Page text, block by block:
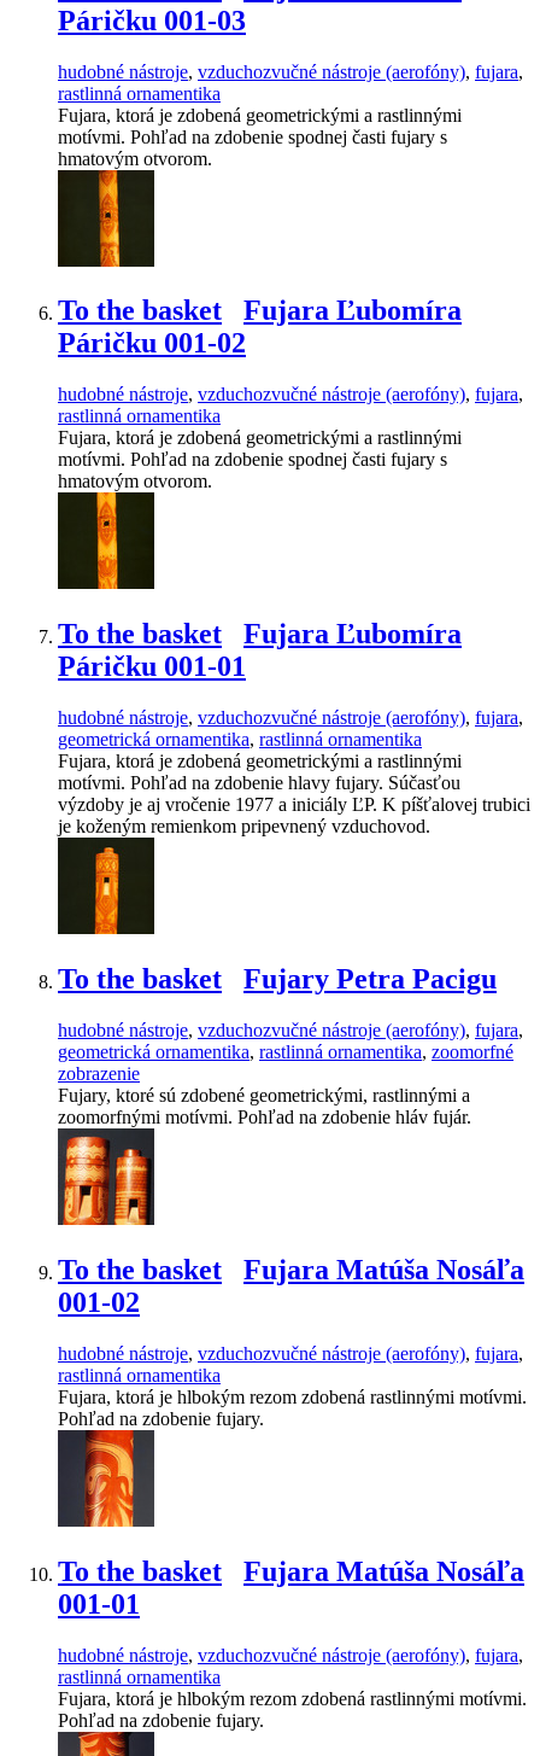
Páričku 001-03
hudobné nástroje, vzduchozvučné nástroje (aerofóny), fujara,
rastlinná ornamentika
Fujara, ktorá je zdobená geometrickými a rastlinnými
motívmi. Pohľad na zdobenie spodnej časti fujary s
hmatovým otvorom.
To the basket
Fujara Ľubomíra
Páričku 001-02
hudobné nástroje, vzduchozvučné nástroje (aerofóny), fujara,
rastlinná ornamentika
Fujara, ktorá je zdobená geometrickými a rastlinnými
motívmi. Pohľad na zdobenie spodnej časti fujary s
hmatovým otvorom.
To the basket
Fujara Ľubomíra
Páričku 001-01
hudobné nástroje, vzduchozvučné nástroje (aerofóny), fujara,
geometrická ornamentika, rastlinná ornamentika
Fujara, ktorá je zdobená geometrickými a rastlinnými
motívmi. Pohľad na zdobenie hlavy fujary. Súčasťou
výzdoby je aj vročenie 1977 a iniciály ĽP. K píšťalovej trubici
je koženým remienkom pripevnený vzduchovod.
To the basket Fujary Petra Pacigu
hudobné nástroje, vzduchozvučné nástroje (aerofóny), fujara,
geometrická ornamentika, rastlinná ornamentika, zoomorfné
zobrazenie
Fujary, ktoré sú zdobené geometrickými, rastlinnými a
zoomorfnými motívmi. Pohľad na zdobenie hláv fujár.
To the basket
Fujara Matúša Nosáľa
001-02
hudobné nástroje, vzduchozvučné nástroje (aerofóny), fujara,
rastlinná ornamentika
Fujara, ktorá je hlbokým rezom zdobená rastlinnými motívmi.
Pohľad na zdobenie fujary.
To the basket
Fujara Matúša Nosáľa
001-01
hudobné nástroje, vzduchozvučné nástroje (aerofóny), fujara,
rastlinná ornamentika
Fujara, ktorá je hlbokým rezom zdobená rastlinnými motívmi.
Pohľad na zdobenie fujary.